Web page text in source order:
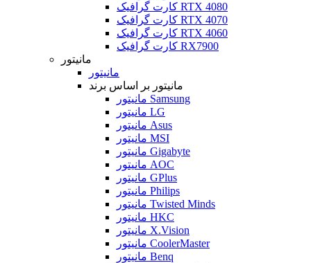
کارت گرافیک RTX 4080
کارت گرافیک RTX 4070
کارت گرافیک RTX 4060
کارت گرافیک RX7900
مانیتور
مانیتور
مانیتور بر اساس برند
مانیتور Samsung
مانیتور LG
مانیتور Asus
مانیتور MSI
مانیتور Gigabyte
مانیتور AOC
مانیتور GPlus
مانیتور Philips
مانیتور Twisted Minds
مانیتور HKC
مانیتور X.Vision
مانیتور CoolerMaster
مانیتور Benq